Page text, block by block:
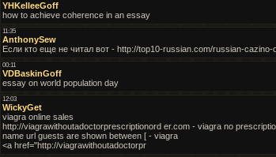
YHKelleeGoff
how to achieve coherence in an essay
11:35
AnthonySew
Если кто еще не читал вот - http://top10-russian.com/russian-cazino-
00:11
VDBaskinGoff
essay on world population day
12:03
WickyGet
viagra online sales
http://viagrawithoutadoctorprescriptionord er.com - viagra no
name url guests are shown between [ - viagra
<a href="http://viagrawithoutadoctorpr